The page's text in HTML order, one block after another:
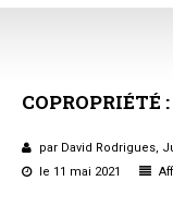
Au Parlement
Gestion et
Pratique de la
COPROPRIÉTÉ :
par David Rodrigues,
le 11 mai 2021